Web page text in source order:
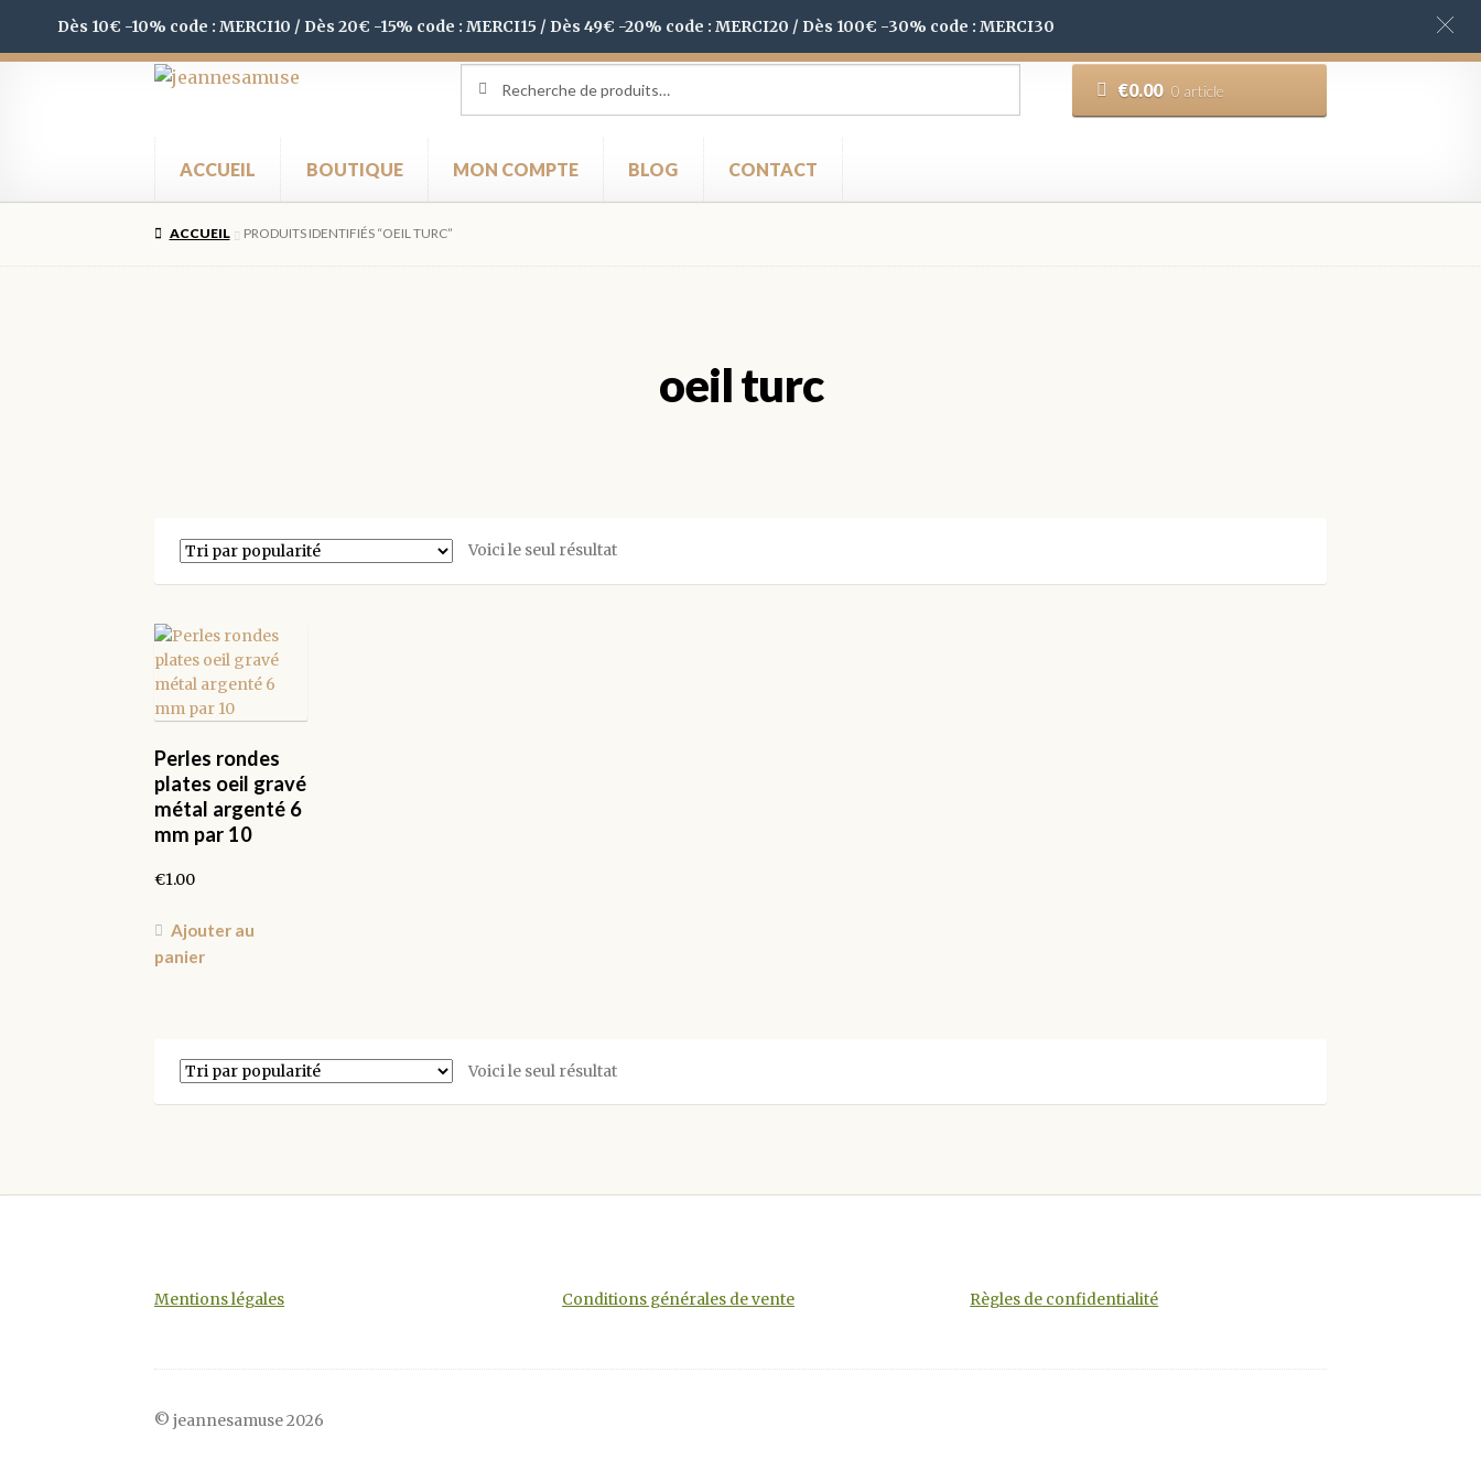
Dès 10€ -10% code : MERCI10 / Dès 20€ -15% code : MERCI15 / Dès 49€ -20% code : MERCI20 / Dès 100€ -30% code : MERCI30
Aller
navigation
Aller
pour :
€0.00 0 article
ACCUEIL BOUTIQUE MON COMPTE BLOG CONTACT
ACCUEIL PRODUITS IDENTIFIÉS “OEIL TURC”
oeil turc
Voici le seul résultat
Perles rondes
plates oeil gravé
métal argenté 6
mm par 10
€1.00
Ajouter au
panier
Voici le seul résultat
Mentions légales Conditions générales de vente Règles de confidentialité
© jeannesamuse 2026